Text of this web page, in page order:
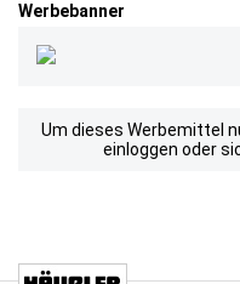
Werbebanner
Um dieses Werbemittel
einloggen oder